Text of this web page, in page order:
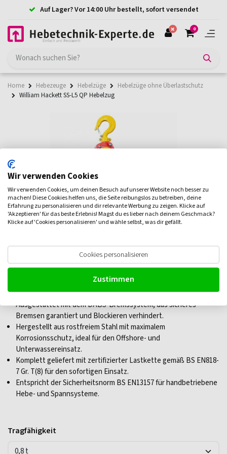
Auf Lager? Vor 14:00 Uhr bestellt, sofort versendet
0
Home Hebezeuge Hebelzüge
Hebelzüge ohne Überlastschutz
William Hackett SS-L5 QP Hebelzug
William Hackett SS-L5 QP Hebelzug
Verfügt über Quad-Pawl-Technologie für vierfache Sicherheit
und präzise Bedienung.
Ausgestattet mit dem DABS-Bremssystem, das sicheres
Bremsen garantiert und Blockieren verhindert.
Hergestellt aus rostfreiem Stahl mit maximalem
Korrosionsschutz, ideal für den Offshore- und
Unterwassereinsatz.
Komplett geliefert mit zertifizierter Lastkette gemäß BS EN818-
7 Gr. T(8) für den sofortigen Einsatz.
Entspricht der Sicherheitsnorm BS EN13157 für handbetriebene
Hebe- und Spannsysteme.
Tragfähigkeit
Wir verwenden Cookies
Wir verwenden Cookies, um deinen Besuch auf unserer Website noch besser zu
machen! Diese Cookies helfen uns, die Seite reibungslos zu betreiben, deine
Erfahrung zu personalisieren und dir relevante Werbung zu zeigen. Klicke auf
'Akzeptieren' für das beste Erlebnis! Magst du es lieber nach deinem Geschmack?
Klicke auf 'Cookies personalisieren' und wähle selbst, was dir gefällt.
Cookies personalisieren
Zustimmen